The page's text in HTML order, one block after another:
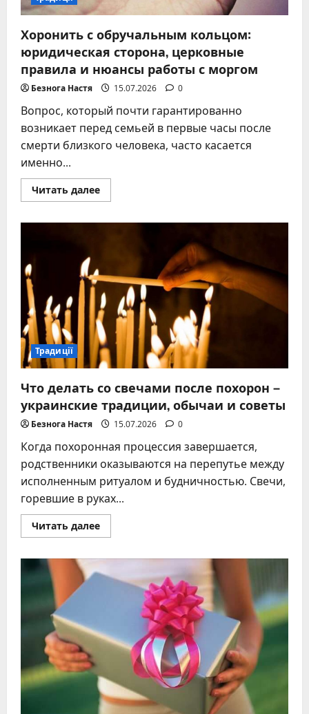
Хоронить с обручальным кольцом:
юридическая сторона, церковные
правила и нюансы работы с моргом
Безнога Настя 15.07.2026 0
Вопрос, который почти гарантированно
возникает перед семьей в первые часы после
смерти близкого человека, часто касается
именно...
Читать далееПрочитать
больше
юридическая
церковные
правила
и
нюансы
работы
с
моргом
Традиції
Что делать со свечами после похорон –
украинские традиции, обычаи и советы
Безнога Настя 15.07.2026 0
Когда похоронная процессия завершается,
родственники оказываются на перепутье между
исполненным ритуалом и будничностью. Свечи,
горевшие в руках...
Читать далееПрочитать
больше
делать
со
свечами
похорон
украинские
традиции,
обычаи
советы